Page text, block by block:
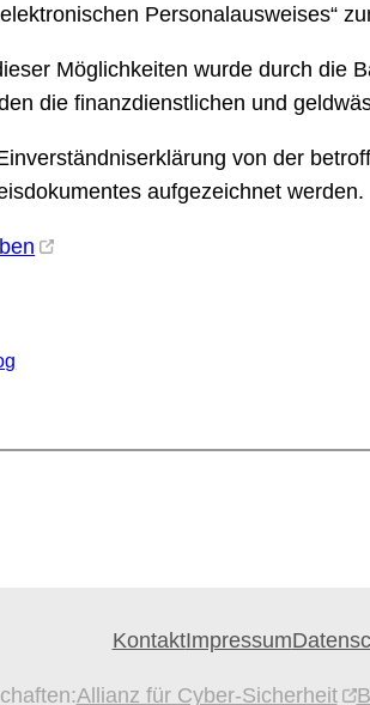
Personalausweises“
Möglichkeiten wurde durch die
die finanzdienstlichen und
von der
aufgezeichnet werden.
KontaktImpressum
Allianz für Cyber-Sicherheit